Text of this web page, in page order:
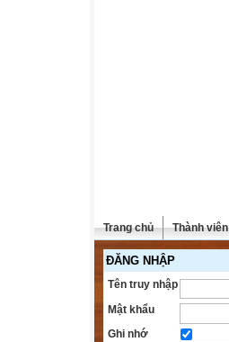
Trang chủ Thành viên
ĐĂNG NHẬP
Tên truy nhập
Mật khẩu
Ghi nhớ